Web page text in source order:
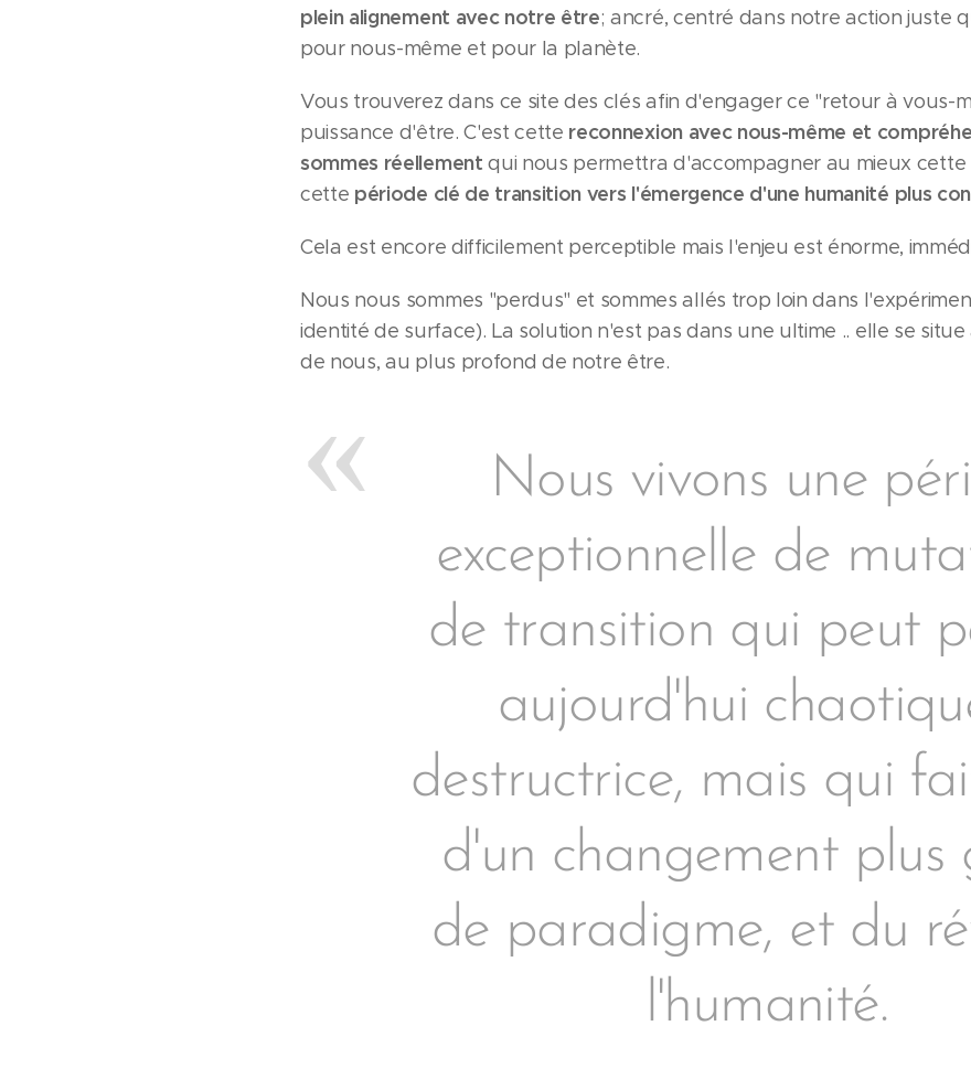
plein alignement avec notre être; ancré, centré dans notre action juste
pour nous-même et pour la planète.
Vous trouverez dans ce site des clés afin d'engager ce "retour à vous-
puissance d'être. C'est cette reconnexion avec nous-même et
sommes réellement qui nous permettra d'accompagner au mieux cette
cette période clé de transition vers l'émergence d'une humanité plus
Cela est encore difficilement perceptible mais l'enjeu est énorme,
Nous nous sommes "perdus" et sommes allés trop loin dans
identité de surface). La solution n'est pas dans une ultime .. elle se
de nous, au plus profond de notre être.
Nous vivons une
exceptionnelle de
de transition qui peut
aujourd'hui
destructrice, mais qui
d'un changement plus
de paradigme, et du
l'humanité.